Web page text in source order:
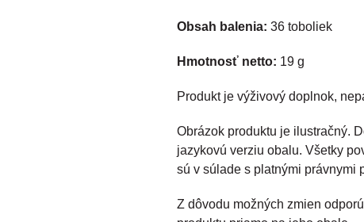
Obsah balenia: 36 toboliek
Hmotnosť netto: 19 g
Produkt je výživový doplnok,
Obrázok produktu je ilustračný.
jazykovú verziu obalu. Všetky
sú v súlade s platnými právnymi
Z dôvodu možných zmien